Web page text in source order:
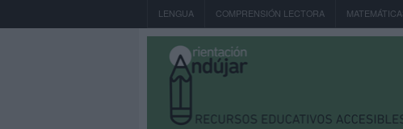
LENGUA COMPRENSIÓN LECTORA